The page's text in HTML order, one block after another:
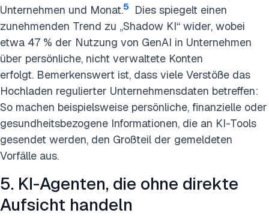
Unternehmen und Monat.5
Dies spiegelt einen
zunehmenden Trend zu „Shadow KI“ wider, wobei
etwa 47 % der Nutzung von GenAI in Unternehmen
über persönliche, nicht verwaltete Konten
erfolgt. Bemerkenswert ist, dass viele Verstöße das
Hochladen regulierter Unternehmensdaten betreffen:
So machen beispielsweise persönliche, finanzielle oder
gesundheitsbezogene Informationen, die an KI-Tools
gesendet werden, den Großteil der gemeldeten
Vorfälle aus.
5. KI-Agenten, die ohne direkte
Aufsicht handeln